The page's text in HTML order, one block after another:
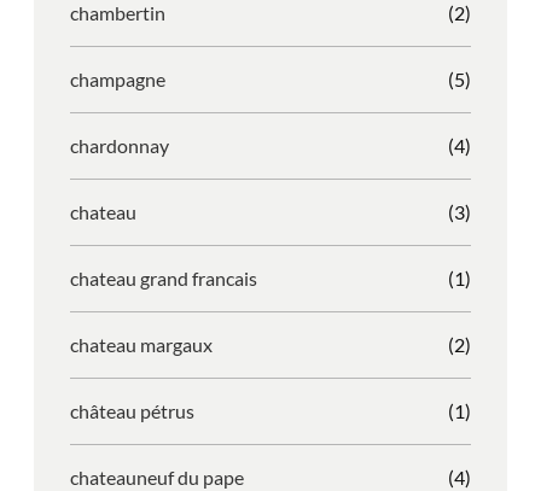
chambertin (2)
champagne (5)
chardonnay (4)
chateau (3)
chateau grand francais (1)
chateau margaux (2)
château pétrus (1)
chateauneuf du pape (4)